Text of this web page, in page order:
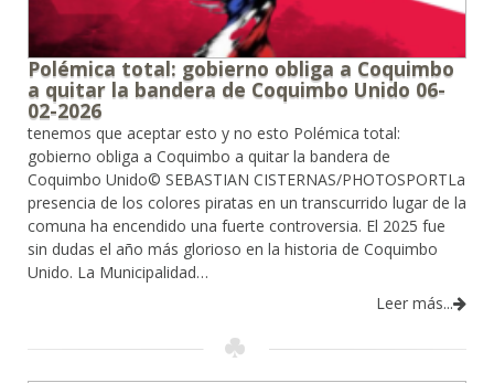
Polémica total: gobierno obliga a Coquimbo
a quitar la bandera de Coquimbo Unido 06-
02-2026
tenemos que aceptar esto y no esto Polémica total:
gobierno obliga a Coquimbo a quitar la bandera de
Coquimbo Unido© SEBASTIAN CISTERNAS/PHOTOSPORTLa
presencia de los colores piratas en un transcurrido lugar de la
comuna ha encendido una fuerte controversia. El 2025 fue
sin dudas el año más glorioso en la historia de Coquimbo
Unido. La Municipalidad…
Leer más...